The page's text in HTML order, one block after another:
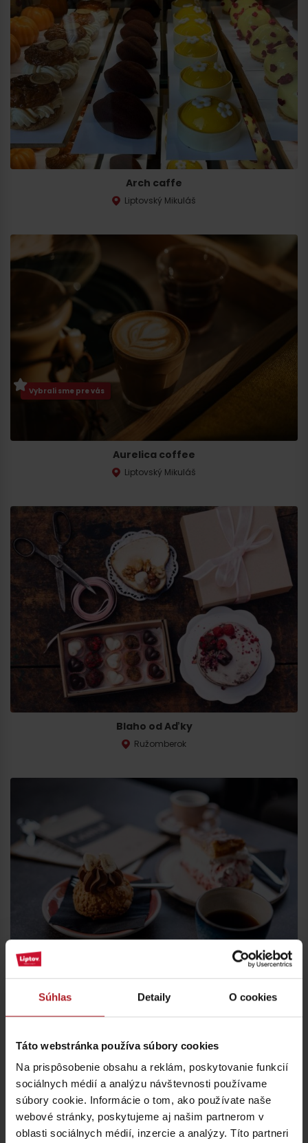
Súhlas Detaily O cookies
Táto webstránka používa súbory cookies
Na prispôsobenie obsahu a reklám, poskytovanie funkcií
sociálnych médií a analýzu návštevnosti používame
súbory cookie. Informácie o tom, ako používate naše
webové stránky, poskytujeme aj našim partnerom v
oblasti sociálnych médií, inzercie a analýzy. Títo partneri
Arch caffe
Liptovský Mikuláš
Vybrali sme pre vás
Aurelica coffee
Liptovský Mikuláš
Blaho od Aďky
Ružomberok
Cafe Bar Central
Ružomberok